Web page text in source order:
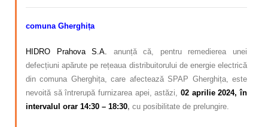
comuna Gherghița
HIDRO Prahova S.A. anunță că, pentru remedierea unei
defecțiuni apărute pe rețeaua distribuitorului de energie electrică
din comuna Gherghița, care afectează SPAP Gherghița, este
nevoită să întrerupă furnizarea apei, astăzi, 02 aprilie 2024, în
intervalul orar 14:30 – 18:30, cu posibilitate de prelungire.